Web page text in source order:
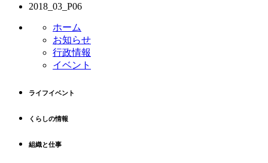
2018_03_P06
ホーム
お知らせ
行政情報
イベント
ライフイベント
くらしの情報
組織と仕事